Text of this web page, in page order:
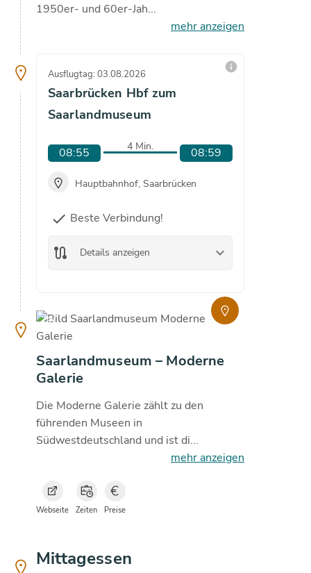
1950er- und 60er-Jah...
mehr anzeigen
Ausflugtag: 03.08.2026
Saarbrücken Hbf zum
Saarlandmuseum
08:55 4 Min. 08:59
Hauptbahnhof, Saarbrücken
check Beste Verbindung!
route Details anzeigen keyboard_arrow_down
info
copyright
Saarlandmuseum – Moderne
Galerie
Die Moderne Galerie zählt zu den
führenden Museen in
Südwestdeutschland und ist di...
mehr anzeigen
Webseite Zeiten Preise
Mittagessen